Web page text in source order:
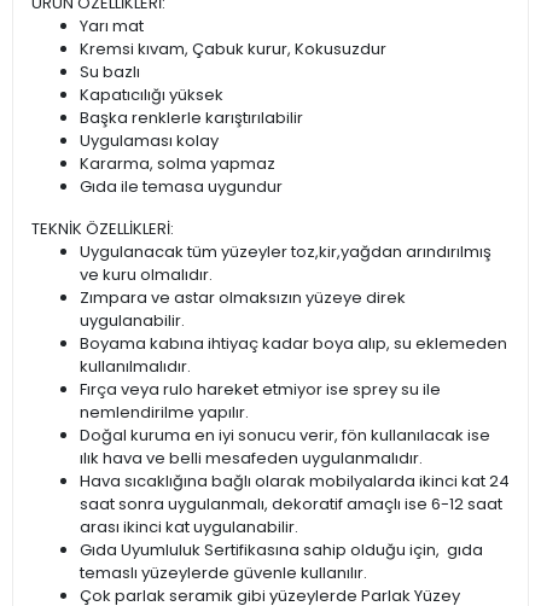
Yarı mat
Kremsi kıvam, Çabuk kurur, Kokusuzdur
Su bazlı
Kapatıcılığı yüksek
Başka renklerle karıştırılabilir
Uygulaması kolay
Kararma, solma yapmaz
Gıda ile temasa uygundur
TEKNİK ÖZELLİKLERİ:
Uygulanacak tüm yüzeyler toz,kir,yağdan arındırılmış
ve kuru olmalıdır.
Zımpara ve astar olmaksızın yüzeye direk
uygulanabilir.
Boyama kabına ihtiyaç kadar boya alıp, su eklemeden
kullanılmalıdır.
Fırça veya rulo hareket etmiyor ise sprey su ile
nemlendirilme yapılır.
Doğal kuruma en iyi sonucu verir, fön kullanılacak ise
ılık hava ve belli mesafeden uygulanmalıdır.
Hava sıcaklığına bağlı olarak mobilyalarda ikinci kat 24
saat sonra uygulanmalı, dekoratif amaçlı ise 6-12 saat
arası ikinci kat uygulanabilir.
Gıda Uyumluluk Sertifikasına sahip olduğu için, gıda
temaslı yüzeylerde güvenle kullanılır.
Çok parlak seramik gibi yüzeylerde Parlak Yüzey